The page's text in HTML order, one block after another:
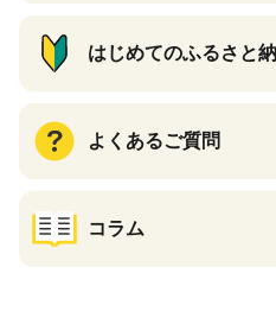
はじめてのふるさと
よくあるご質問
コラム